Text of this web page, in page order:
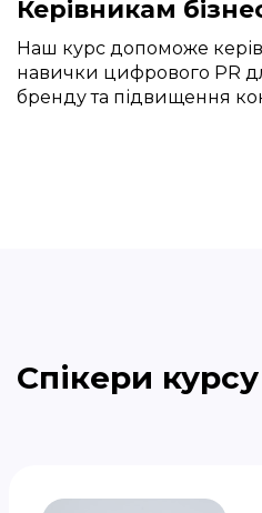
Керівникам
Наш курс допоможе
навички цифрового PR
бренду та підвищення
Спікери курсу